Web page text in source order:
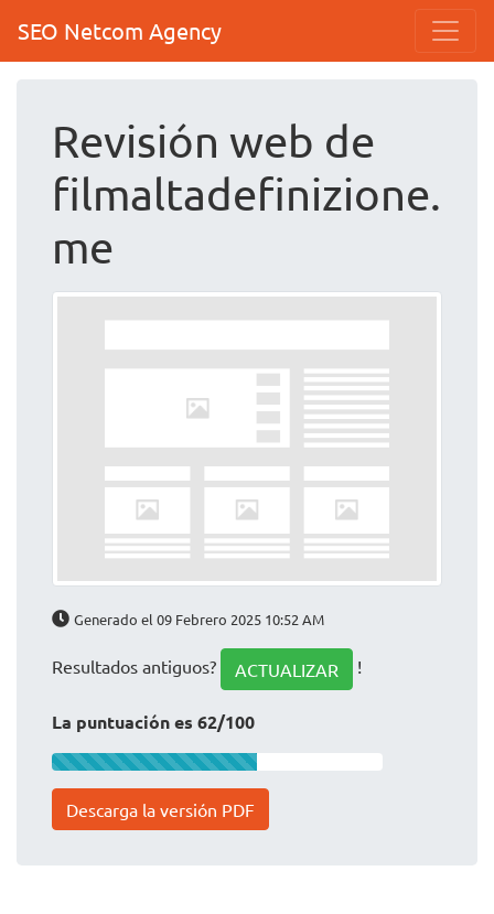
SEO Netcom Agency
Revisión web de
filmaltadefinizione.
me
Generado el 09 Febrero 2025 10:52 AM
Resultados antiguos? ACTUALIZAR !
La puntuación es 62/100
Descarga la versión PDF